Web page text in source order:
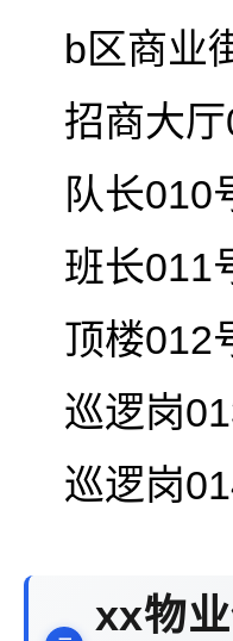
b区商业
招商大
队长010
班长011
顶楼012
巡逻岗
巡逻岗
xx物